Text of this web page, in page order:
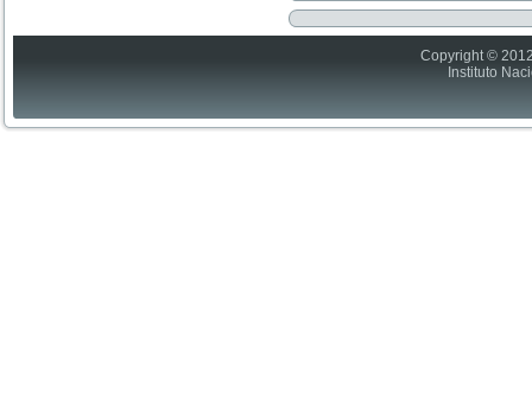
Copyright ©
Instituto